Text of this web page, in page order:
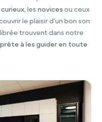
curieux, lesnovices ou ceux
le plaisir d’un bon son
trouvent dans notre
à les guider en toute